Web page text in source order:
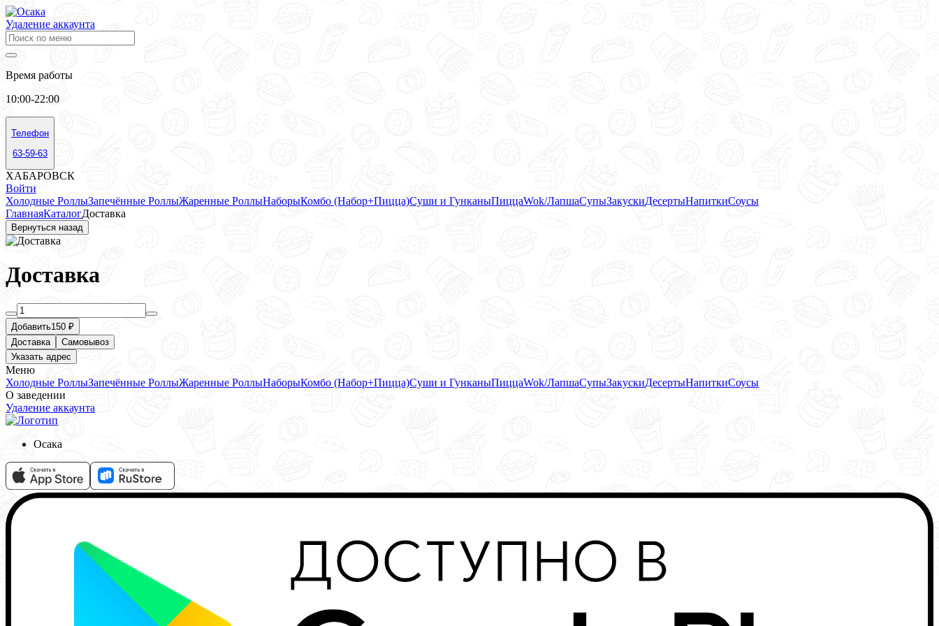
Удаление аккаунта
Время работы
10:00-22:00
Телефон
63-59-63
ХАБАРОВСК
Войти
Холодные РоллыЗапечённые РоллыЖаренные РоллыНаборыКомбо (Набор+Пицца)Суши и ГунканыПиццаWok/ЛапшаСупыЗакускиДесертыНапиткиСоусы
ГлавнаяКаталогДоставка
Вернуться назад
Доставка
Добавить150 ₽
Доставка
Самовывоз
Указать адрес
Меню
Холодные РоллыЗапечённые РоллыЖаренные РоллыНаборыКомбо (Набор+Пицца)Суши и ГунканыПиццаWok/ЛапшаСупыЗакускиДесертыНапиткиСоусы
О заведении
Удаление аккаунта
Осака